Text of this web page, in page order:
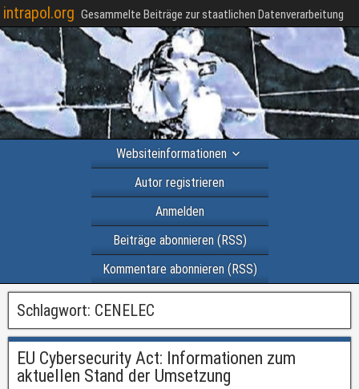
intrapol.org Gesammelte Beiträge zur staatlichen Datenverarbeitung
Websiteinformationen
Autor registrieren
Anmelden
Beiträge abonnieren (RSS)
Kommentare abonnieren (RSS)
Schlagwort: CENELEC
EU Cybersecurity Act: Informationen zum
aktuellen Stand der Umsetzung